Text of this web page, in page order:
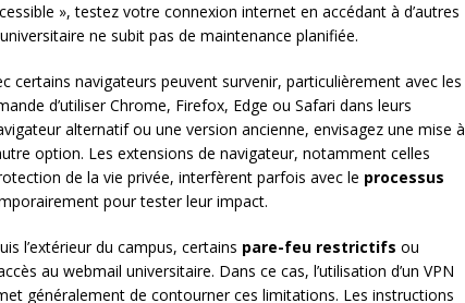
», testez votre connexion internet en accédant à d’autres
ne subit pas de maintenance planifiée.
certains navigateurs peuvent survenir, particulièrement avec les
d’utiliser Chrome, Firefox, Edge ou Safari dans leurs
alternatif ou une version ancienne, envisagez une mise à
option. Les extensions de navigateur, notamment celles
de la vie privée, interfèrent parfois avec le processus
pour tester leur impact.
l’extérieur du campus, certains pare-feu restrictifs ou
au webmail universitaire. Dans ce cas, l’utilisation d’un VPN
généralement de contourner ces limitations. Les instructions